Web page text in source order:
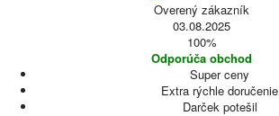
Overený zákazník
03.08.2025
100%
Odporúča obchod
Super ceny
Extra rýchle doručenie
Darček potešil